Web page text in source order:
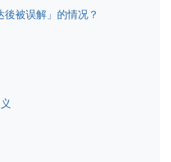
被误解」的情况？